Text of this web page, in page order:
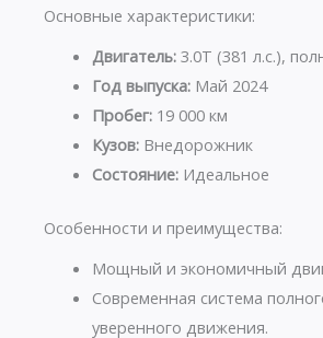
Основные характеристики:
Двигатель:3.0T (381 л.с.),
Год выпуска:Май 2024
Пробег:19 000 км
Кузов:Внедорожник
Состояние:Идеальное
Особенности и преимущества:
Мощный и экономичный
Современная система
уверенного движения.